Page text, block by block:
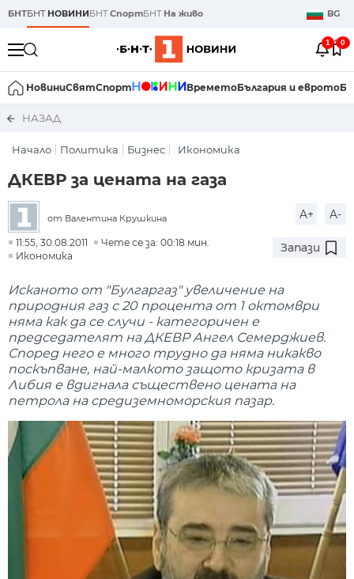
БНТБНТ НОВИНИБНТСпортБНТ На живо BG
1 0
НовиниСвятСпорт ВреметоБългария и еврото
НАЗАД
Начало Политика Бизнес Икономика
ДКЕВР за цената на газа
от Валентина Крушкина A+ A-
11:55, 30.08.2011
Чете се за: 00:18 мин.
Икономика
Запази
Исканото от "Булгаргаз" увеличение на
природния газ с 20 процента от 1 октомври
няма как да се случи - категоричен е
председателят на ДКЕВР Ангел Семерджиев.
Според него е много трудно да няма никакво
поскъпване, най-малкото защото кризата в
Либия е вдигнала съществено цената на
петрола на средиземноморския пазар.